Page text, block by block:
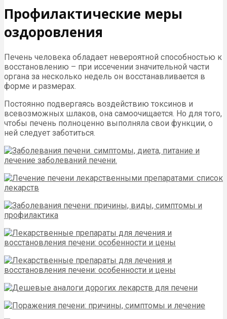
Профилактические меры
оздоровления
Печень человека обладает невероятной способностью к
восстановлению – при иссечении значительной части
органа за несколько недель он восстанавливается в
форме и размерах.
Постоянно подвергаясь воздействию токсинов и
всевозможных шлаков, она самоочищается. Но для того,
чтобы печень полноценно выполняла свои функции, о
ней следует заботиться.